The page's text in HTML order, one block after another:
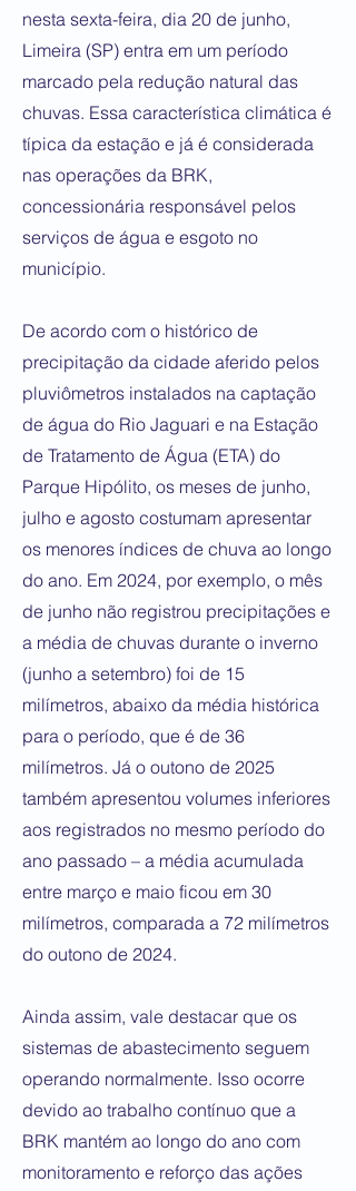
nesta sexta-feira, dia 20 de junho,
Limeira (SP) entra em um período
marcado pela redução natural das
chuvas. Essa característica climática é
típica da estação e já é considerada
nas operações da BRK,
concessionária responsável pelos
serviços de água e esgoto no
município.
De acordo com o histórico de
precipitação da cidade aferido pelos
pluviômetros instalados na captação
de água do Rio Jaguari e na Estação
de Tratamento de Água (ETA) do
Parque Hipólito, os meses de junho,
julho e agosto costumam apresentar
os menores índices de chuva ao longo
do ano. Em 2024, por exemplo, o mês
de junho não registrou precipitações e
a média de chuvas durante o inverno
(junho a setembro) foi de 15
milímetros, abaixo da média histórica
para o período, que é de 36
milímetros. Já o outono de 2025
também apresentou volumes inferiores
aos registrados no mesmo período do
ano passado – a média acumulada
entre março e maio ficou em 30
milímetros, comparada a 72 milímetros
do outono de 2024.
Ainda assim, vale destacar que os
sistemas de abastecimento seguem
operando normalmente. Isso ocorre
devido ao trabalho contínuo que a
BRK mantém ao longo do ano com
monitoramento e reforço das ações